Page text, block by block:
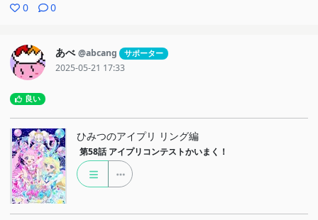
0 0
あべ @abcang サポーター
2025-05-21 17:33
良い
ひみつのアイプリ リング編
第58話 アイプリコンテストかいまく！